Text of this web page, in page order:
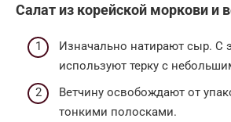
Салат из корейской моркови и
Изначально натирают сыр. С
используют терку с
Ветчину освобождают от
тонкими полосками.